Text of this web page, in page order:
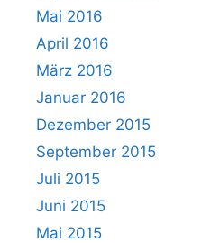
Mai 2016
April 2016
März 2016
Januar 2016
Dezember 2015
September 2015
Juli 2015
Juni 2015
Mai 2015